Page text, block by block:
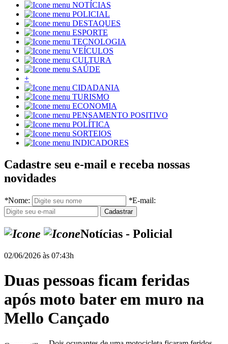
NOTÍCIAS
POLICIAL
DESTAQUES
ESPORTE
TECNOLOGIA
VEÍCULOS
CULTURA
SAÚDE
+
CIDADANIA
TURISMO
ECONOMIA
PENSAMENTO POSITIVO
POLÍTICA
SORTEIOS
INDICADORES
Cadastre seu e-mail e receba nossas
novidades
*Nome: *E-mail:
Notícias - Policial
02/06/2026 às 07:43h
Duas pessoas ficam feridas
após moto bater em muro na
Mello Cançado